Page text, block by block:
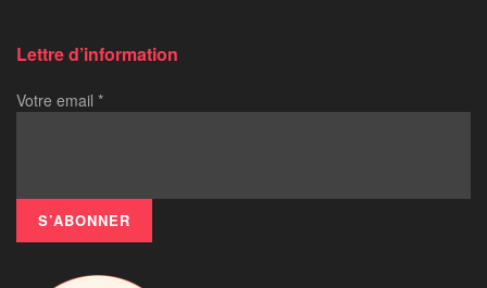
Lettre d’information
Votre email *